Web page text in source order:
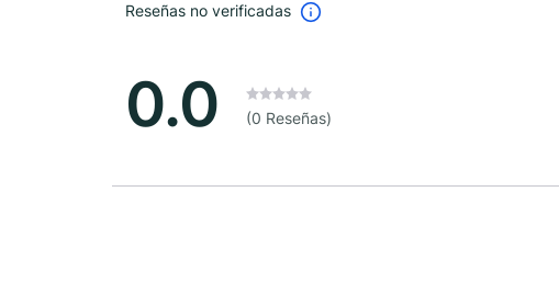
Reseñas no verificadas
0.0 (0 Reseñas)